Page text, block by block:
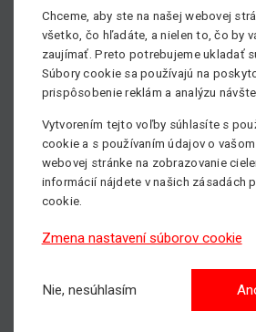
techniky, správnu manipuláciu pri
aj na podmienky priamo na mieste.
jednoduchý prístup alebo ideálne
cieľ vždy rovnaký – doručiť stroj
Vmateco Slovakia si preto
vodičov a ďakujemeim za ich
Bez nich by sa žiadna plošina,
nášho tímu a významne prispievajú k
Slovensku.
Chceme, aby ste na našej webovej
všetko, čo hľadáte, a nielen to, čo by
zaujímať. Preto potrebujeme ukladať
Súbory cookie sa používajú na
prispôsobenie reklám a analýzu
Vytvorením tejto voľby súhlasíte s
cookie a s používaním údajov o
webovej stránke na zobrazovanie
informácií nájdete v našich zásadách
cookie.
Zmena nastavení súborov cookie
Nie, nesúhlasím